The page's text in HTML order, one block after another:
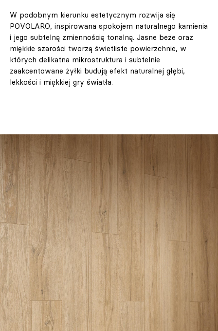
W podobnym kierunku estetycznym rozwija się
POVOLARO, inspirowana spokojem naturalnego kamienia
i jego subtelną zmiennością tonalną. Jasne beże oraz
miękkie szarości tworzą świetliste powierzchnie, w
których delikatna mikrostruktura i subtelnie
zaakcentowane żyłki budują efekt naturalnej głębi,
lekkości i miękkiej gry światła.